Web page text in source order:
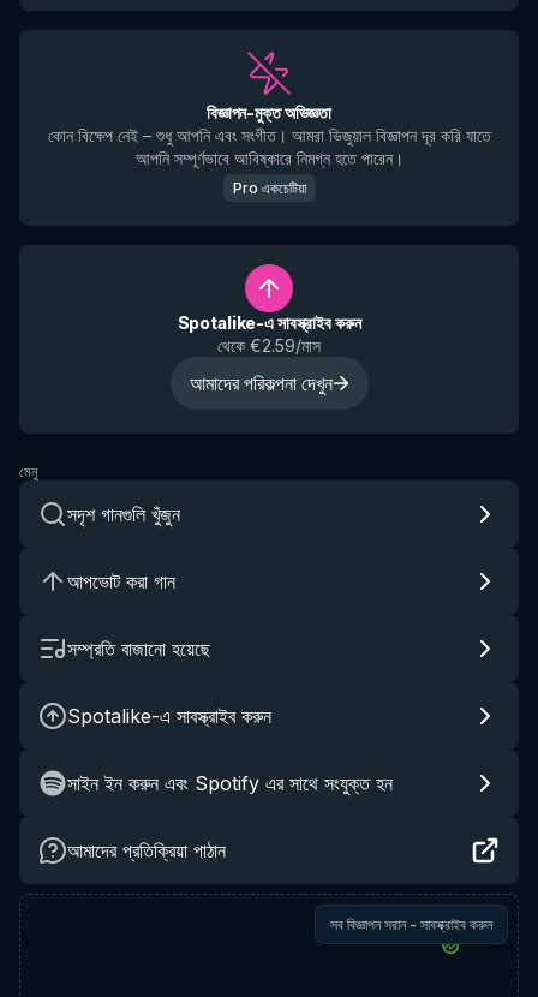
বিজ্ঞাপন-মুক্ত অভিজ্ঞতা
কোন বিক্ষেপ নেই – শুধু আপনি এবং সংগীত। আমরা ভিজুয়াল বিজ্ঞাপন দূর করি যাতে
আপনি সম্পূর্ণভাবে আবিষ্কারে নিমগ্ন হতে পারেন।
Pro একচেটিয়া
Spotalike-এ সাবস্ক্রাইব করুন
থেকে €2.59/মাস
আমাদের পরিকল্পনা দেখুন
মেনু
সদৃশ গানগুলি খুঁজুন
আপভোট করা গান
সম্প্রতি বাজানো হয়েছে
Spotalike-এ সাবস্ক্রাইব করুন
সাইন ইন করুন এবং Spotify এর সাথে সংযুক্ত হন
আমাদের প্রতিক্রিয়া পাঠান
সব বিজ্ঞাপন সরান - সাবস্ক্রাইব করুন